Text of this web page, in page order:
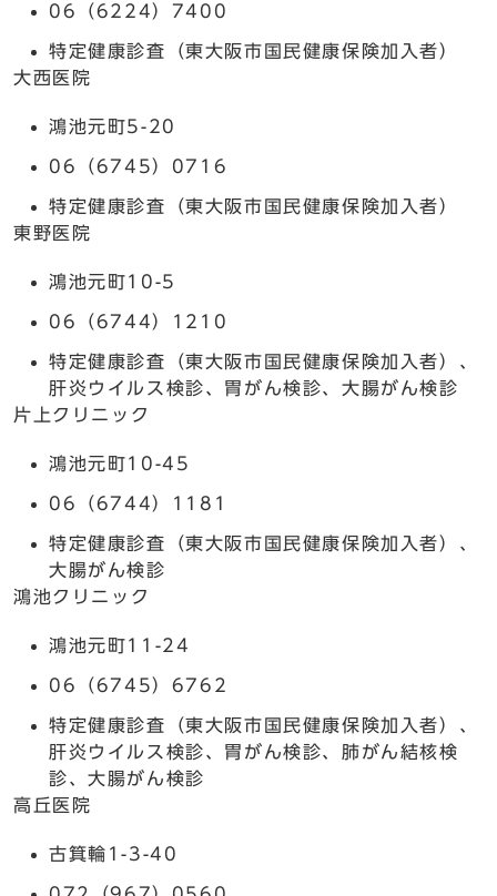
06（6224）7400
特定健康診査（東大阪市国民健康保険加入者）
大西医院
鴻池元町5-20
06（6745）0716
特定健康診査（東大阪市国民健康保険加入者）
東野医院
鴻池元町10-5
06（6744）1210
特定健康診査（東大阪市国民健康保険加入者）、
肝炎ウイルス検診、胃がん検診、大腸がん検診
片上クリニック
鴻池元町10-45
06（6744）1181
特定健康診査（東大阪市国民健康保険加入者）、
大腸がん検診
鴻池クリニック
鴻池元町11-24
06（6745）6762
特定健康診査（東大阪市国民健康保険加入者）、
肝炎ウイルス検診、胃がん検診、肺がん結核検
診、大腸がん検診
高丘医院
古箕輪1-3-40